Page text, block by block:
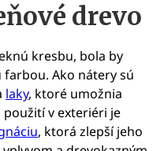
drevo
kresbu, bola by
Ako nátery sú
laky, ktoré umožnia
v exteriéri je
, ktorá zlepší jeho